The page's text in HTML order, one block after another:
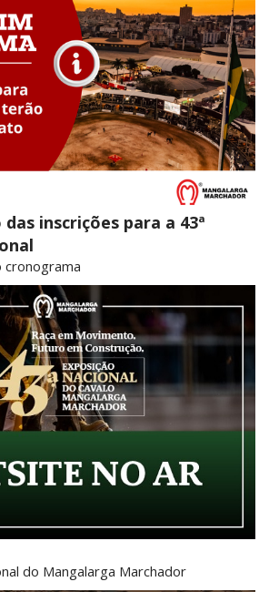
inscrições para a 43ª
cronograma
do Mangalarga Marchador